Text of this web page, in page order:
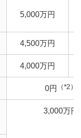
5,000万円
4,500万円
4,000万円
0円 （*2）
3,000万円